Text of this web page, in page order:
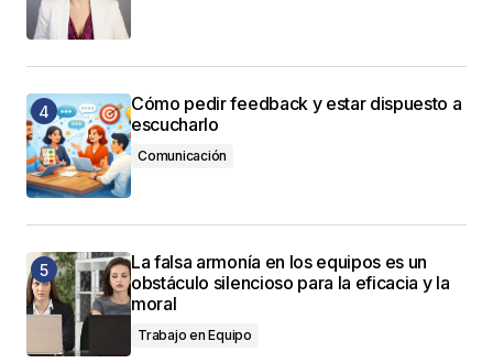
Cómo pedir feedback y estar dispuesto a
escucharlo
Comunicación
La falsa armonía en los equipos es un
obstáculo silencioso para la eficacia y la
moral
Trabajo en Equipo